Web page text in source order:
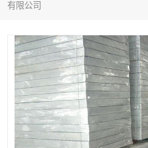
有限公司
镀锌钢格板
踏步板
栏杆
齿形钢格板
热镀锌钢格板